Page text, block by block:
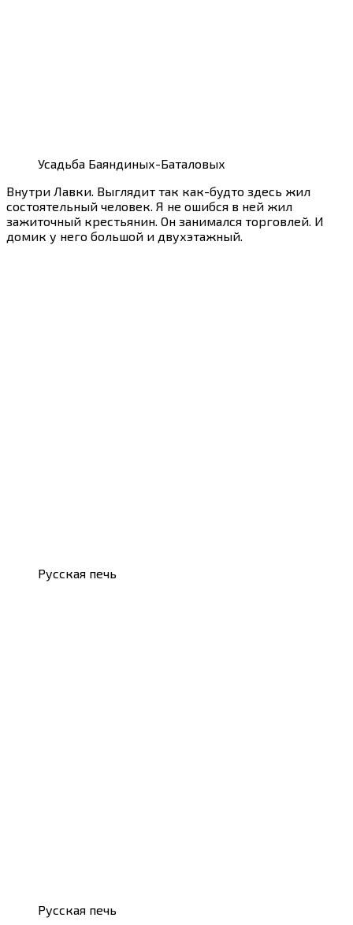
Усадьба Баяндиных-Баталовых
Внутри Лавки. Выглядит так как-будто здесь жил
состоятельный человек. Я не ошибся в ней жил
зажиточный крестьянин. Он занимался торговлей. И
домик у него большой и двухэтажный.
Русская печь
Русская печь